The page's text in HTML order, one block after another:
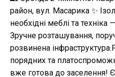
район, вул. Масарика ✨
необхідні меблі та
Зручне розташування,
розвинена
порядних та
вже готова до заселення! Є